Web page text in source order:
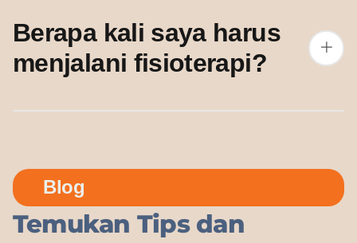
Berapa kali saya harus
menjalani fisioterapi?
Blog
Temukan Tips dan